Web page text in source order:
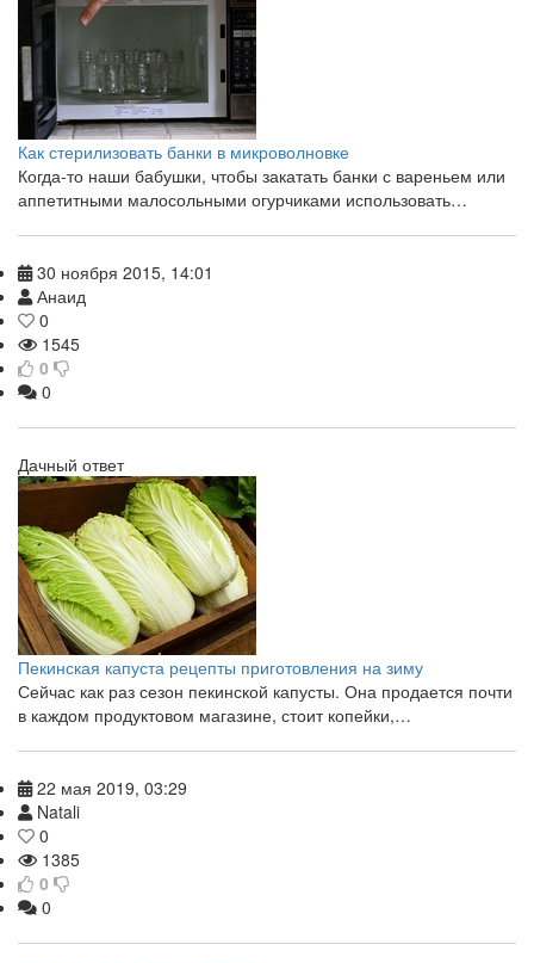
Как стерилизовать банки в микроволновке
Когда-то наши бабушки, чтобы закатать банки с вареньем или
аппетитными малосольными огурчиками использовать…
30 ноября 2015, 14:01
Анаид
0
1545
0
0
Дачный ответ
Пекинская капуста рецепты приготовления на зиму
Сейчас как раз сезон пекинской капусты. Она продается почти
в каждом продуктовом магазине, стоит копейки,…
22 мая 2019, 03:29
Natali
0
1385
0
0